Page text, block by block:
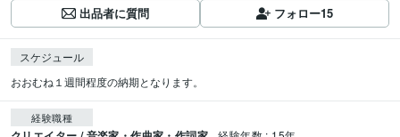
出品者に質問 フォロー15
スケジュール
おおむね１週間程度の納期となります。
経験職種